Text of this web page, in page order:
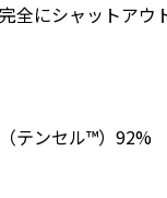
全にシャットアウ
テンセル™）92%